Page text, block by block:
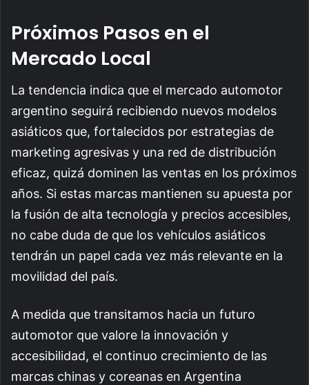
Próximos Pasos en el
Mercado Local
La tendencia indica que el mercado automotor
argentino seguirá recibiendo nuevos modelos
asiáticos que, fortalecidos por estrategias de
marketing agresivas y una red de distribución
eficaz, quizá dominen las ventas en los próximos
años. Si estas marcas mantienen su apuesta por
la fusión de alta tecnología y precios accesibles,
no cabe duda de que los vehículos asiáticos
tendrán un papel cada vez más relevante en la
movilidad del país.
A medida que transitamos hacia un futuro
automotor que valore la innovación y
accesibilidad, el continuo crecimiento de las
marcas chinas y coreanas en Argentina